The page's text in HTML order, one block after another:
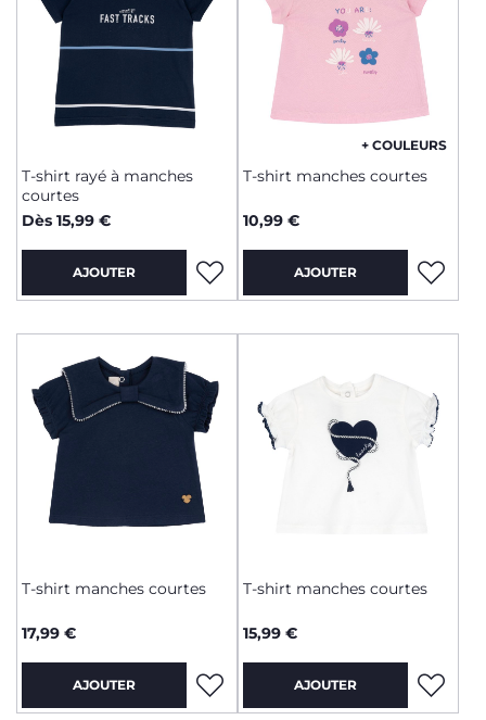
T-shirt rayé à manches
courtes
Dès 15,99 €
AJOUTER
+ COULEURS
T-shirt manches courtes
10,99 €
AJOUTER
T-shirt manches courtes
17,99 €
AJOUTER
T-shirt manches courtes
15,99 €
AJOUTER